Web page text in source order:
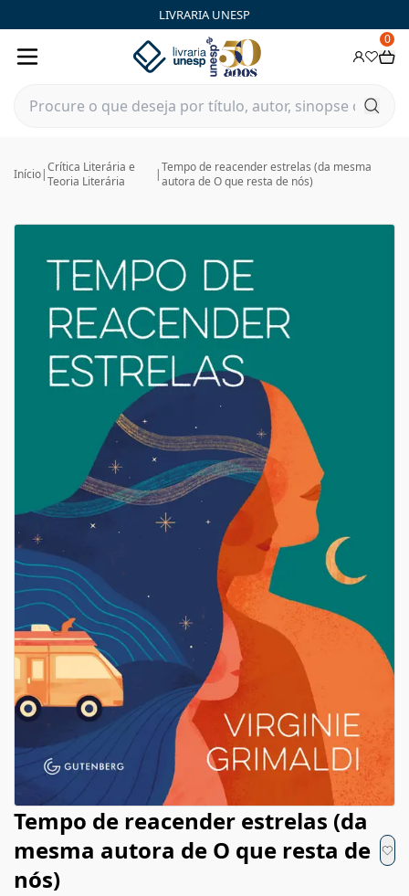
LIVRARIA UNESP
0
Início|Crítica Literária e
Teoria Literária
|Tempo de reacender estrelas (da mesma
autora de O que resta de nós)
Tempo de reacender estrelas (da
mesma autora de O que resta de
nós)